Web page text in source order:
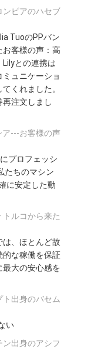
ビアのハセブ
TuoのPPバン
お客様の声：高
との連携は
ュニケーショ
くれました。
注文しまし
---お客様の声
プロフェッシ
たちのマシン
に安定した動
ルコから来た
は、ほとんど故
的な稼働を保証
最大の安心感を
出身のバセム
い
出身のアシフ